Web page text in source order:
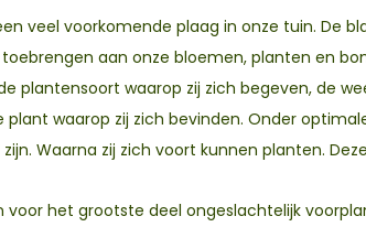
veel voorkomende plaag in onze tuin. De
aan onze bloemen, planten en
plantensoort waarop zij zich begeven, de
plant waarop zij zich bevinden. Onder
Waarna zij zich voort kunnen planten.
voor het grootste deel ongeslachtelijk